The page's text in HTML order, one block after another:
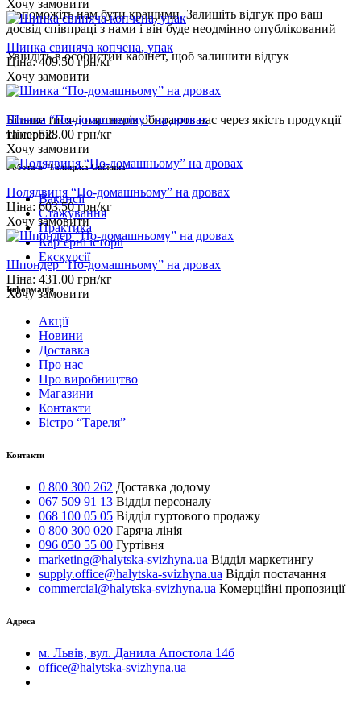
Хочу замовити
Шинка свиняча копчена, упак
Ціна:409.50 грн/кг
Хочу замовити
Шинка “По-домашньому” на дровах
Ціна:528.00 грн/кг
Хочу замовити
Полядвиця “По-домашньому” на дровах
Ціна: 603.50 грн/кг
Хочу замовити
Шпондер “По-домашньому” на дровах
Ціна: 431.00 грн/кг
Хочу замовити
Допоможіть нам бути кращими. Залишіть відгук про ваш
досвід співпраці з нами і він буде неодмінно опублікований
Увійдітьв особистий кабінет, щоб залишити відгук
Більше тисячі партнерів обирають нас через якість продукції
та сервіс.
Робота в "Галицька Свіжина"
Вакансії
Стажування
Практика
Карʼєрні історії
Екскурсії
Інформація
Акції
Новини
Доставка
Про нас
Про виробництво
Магазини
Контакти
Бістро “Тареля”
Контакти
0 800 300 262 Доставка додому
067 509 91 13 Відділ персоналу
068 100 05 05 Відділ гуртового продажу
0 800 300 020 Гаряча лінія
096 050 55 00 Гуртівня
marketing@halytska-svizhyna.ua Відділ маркетингу
supply.office@halytska-svizhyna.ua Відділ постачання
commercial@halytska-svizhyna.ua Комерційні пропозиції
Адреса
м. Львів, вул. Данила Апостола 14б
office@halytska-svizhyna.ua